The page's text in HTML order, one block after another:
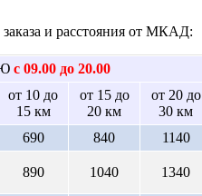
заказа и расстояния от МКАД:
с 09.00 до 20.00
от 10 до
15 км
от 15 до
20 км
от 20 до
30 км
690 840
1140
890 1040 1340